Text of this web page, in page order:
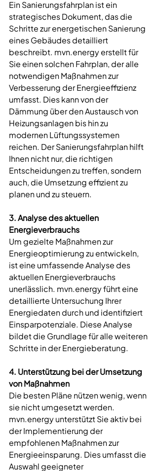
Ein Sanierungsfahrplan ist ein
strategisches Dokument, das die
Schritte zur energetischen Sanierung
eines Gebäudes detailliert
beschreibt. mvn.energy erstellt für
Sie einen solchen Fahrplan, der alle
notwendigen Maßnahmen zur
Verbesserung der Energieeffizienz
umfasst. Dies kann von der
Dämmung über den Austausch von
Heizungsanlagen bis hin zu
modernen Lüftungssystemen
reichen. Der Sanierungsfahrplan hilft
Ihnen nicht nur, die richtigen
Entscheidungen zu treffen, sondern
auch, die Umsetzung effizient zu
planen und zu steuern.
3. Analyse des aktuellen
Energieverbrauchs
Um gezielte Maßnahmen zur
Energieoptimierung zu entwickeln,
ist eine umfassende Analyse des
aktuellen Energieverbrauchs
unerlässlich. mvn.energy führt eine
detaillierte Untersuchung Ihrer
Energiedaten durch und identifiziert
Einsparpotenziale. Diese Analyse
bildet die Grundlage für alle weiteren
Schritte in der Energieberatung.
4. Unterstützung bei der Umsetzung
von Maßnahmen
Die besten Pläne nützen wenig, wenn
sie nicht umgesetzt werden.
mvn.energy unterstützt Sie aktiv bei
der Implementierung der
empfohlenen Maßnahmen zur
Energieeinsparung. Dies umfasst die
Auswahl geeigneter